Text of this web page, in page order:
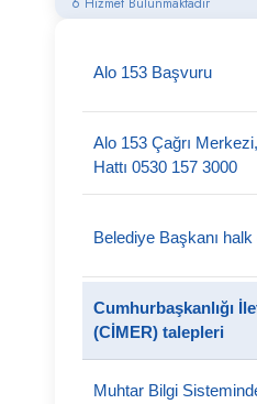
Alo 153 Başvuru
Alo 153 Çağrı
Hattı 0530 157 3000
Belediye Başkanı
Cumhurbaşkanlığı
(CİMER) talepleri
Muhtar Bilgi